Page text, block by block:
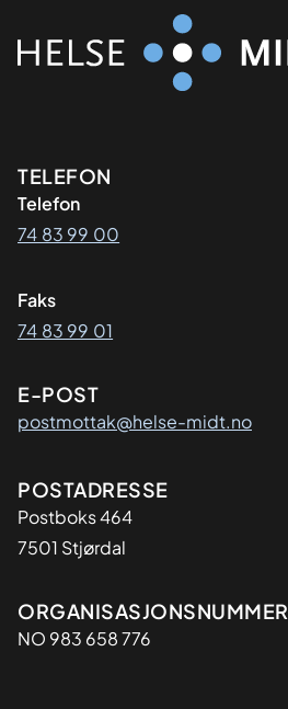
Kontaktinformasjon
TELEFON
Telefon
74 83 99 00
Faks
74 83 99 01
E-POST
postmottak@helse-midt.no
Adresse
POSTADRESSE
Postboks 464
7501 Stjørdal
Organisasjon
ORGANISASJONSNUMMER
NO 983 658 776